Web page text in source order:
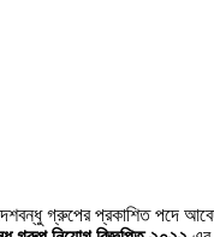
গ্রুপের প্রকাশিত পদে